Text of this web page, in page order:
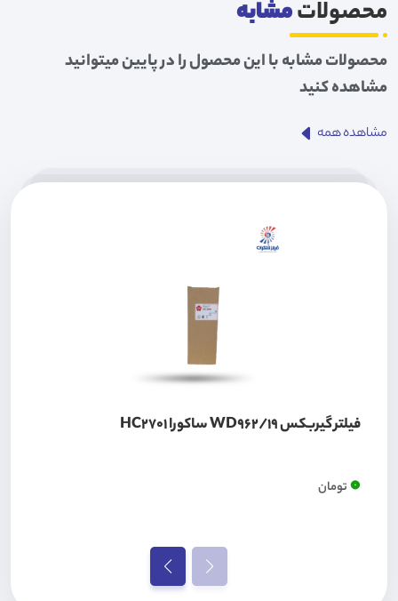
محصولاتمشابه
محصولات مشابه با این محصول را در پایین میتوانید
مشاهده کنید
مشاهده همه
فیلتر گیربکس WD962/19 ساکورا HC2701
0تومان